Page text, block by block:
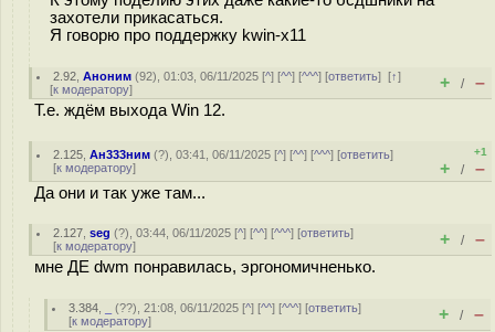
захотели прикасаться.
Я говорю про поддержку kwin-x11
2.92 ,Аноним (92), 01:03, 06/11/2025 [^] [^^] [^^^] [ответить][↑]
[к модератору] + / –
Т.е. ждём выхода Win 12.
2.125 ,Ан333ним (?), 03:41, 06/11/2025 [^] [^^] [^^^] [ответить]
[к модератору]
+1
+ / –
Да они и так уже там...
2.127 ,seg (?), 03:44, 06/11/2025 [^] [^^] [^^^] [ответить]
[к модератору] + / –
мне ДЕ dwm понравилась, эргономичненько.
3.384 (??), 21:08, 06/11/2025 [^] [^^] [^^^] [ответить]
[к модератору] + / –